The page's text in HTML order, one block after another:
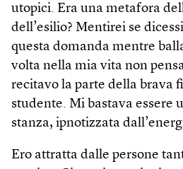
utopici. Era una metafora
dell’esilio? Mentirei se
questa domanda mentre
volta nella mia vita non
recitavo la parte della brava
studente. Mi bastava essere
stanza, ipnotizzata
Ero attratta dalle persone